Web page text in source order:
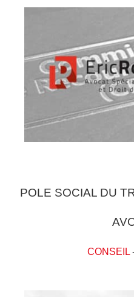
POLE SOCIAL DU
CONSEIL